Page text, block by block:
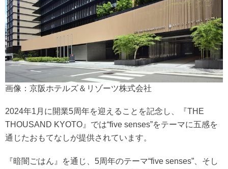
画像：京阪ホテルズ＆リゾーツ株式会社
2024年1月に開業5周年を迎えることを記念し、『THE
THOUSAND KYOTO』では“five senses”をテーマに五感を
通じたおもてなしが提供されています。
『暗闇ごはん』を通じ、5周年のテーマ“five senses”、そし